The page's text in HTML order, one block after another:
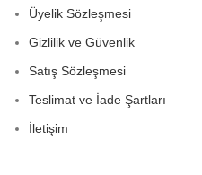
Üyelik Sözleşmesi
Gizlilik ve Güvenlik
Satış Sözleşmesi
Teslimat ve İade Şartları
İletişim